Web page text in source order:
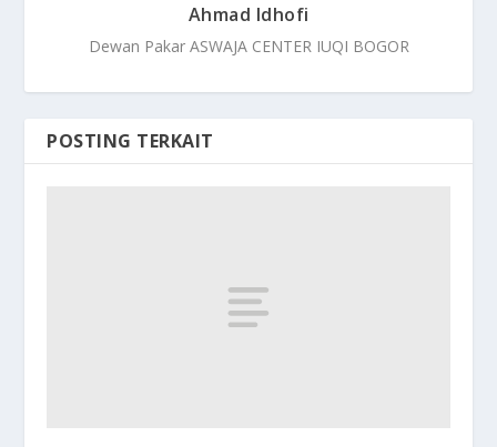
Ahmad Idhofi
Dewan Pakar ASWAJA CENTER IUQI BOGOR
POSTING TERKAIT